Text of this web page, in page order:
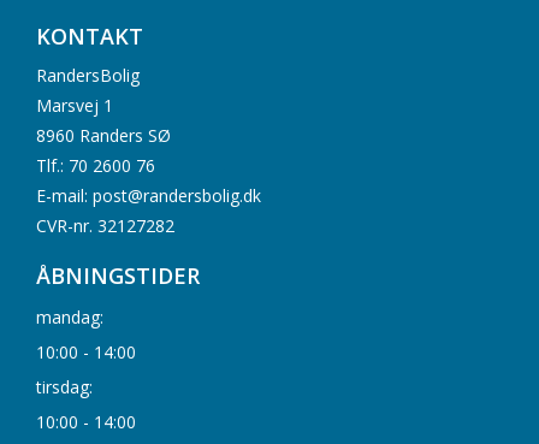
KONTAKT
RandersBolig
Marsvej 1
8960 Randers SØ
Tlf.: 70 2600 76
E-mail: post@randersbolig.dk
CVR-nr. 32127282
ÅBNINGSTIDER
mandag:
10:00 - 14:00
tirsdag:
10:00 - 14:00